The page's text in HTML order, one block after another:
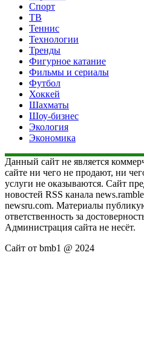
Спорт
ТВ
Теннис
Технологии
Тренды
Фигурное катание
Фильмы и сериалы
Футбол
Хоккей
Шахматы
Шоу-бизнес
Экология
Экономика
Данный сайт не является
сайте ни чего не продают, ни
услуги не оказываются. Сайт
новостей RSS канала
newsru.com. Материалы
ответственность за
Администрация сайта не несёт.
Сайт от bmb1 @ 2024